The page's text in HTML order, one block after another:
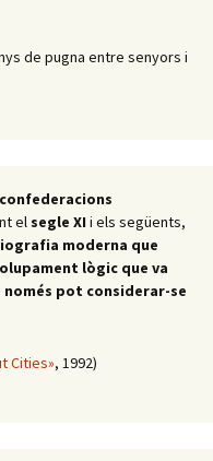
de pugna entre senyors i
el segle XI i els següents,
moderna que
lògic que va
pot considerar-se
Cities», 1992)